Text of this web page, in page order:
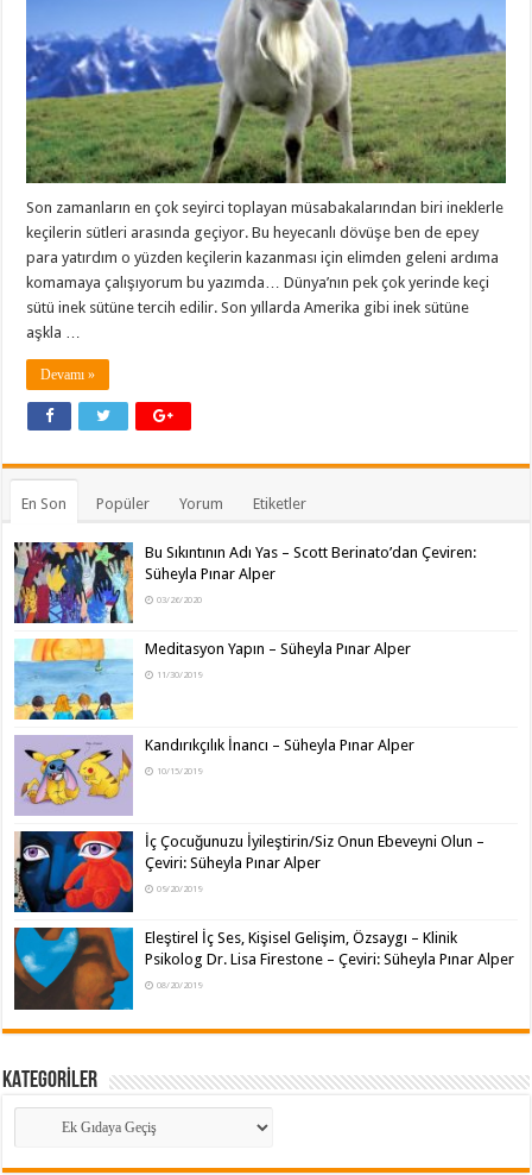
Son zamanların en çok seyirci toplayan müsabakalarından biri ineklerle
keçilerin sütleri arasında geçiyor. Bu heyecanlı dövüşe ben de epey
para yatırdım o yüzden keçilerin kazanması için elimden geleni ardıma
komamaya çalışıyorum bu yazımda… Dünya’nın pek çok yerinde keçi
sütü inek sütüne tercih edilir. Son yıllarda Amerika gibi inek sütüne
aşkla …
Devamı »
En Son Popüler Yorum Etiketler
Bu Sıkıntının Adı Yas – Scott Berinato’dan Çeviren:
Süheyla Pınar Alper
03/26/2020
Meditasyon Yapın – Süheyla Pınar Alper
11/30/2019
Kandırıkçılık İnancı – Süheyla Pınar Alper
10/15/2019
İç Çocuğunuzu İyileştirin/Siz Onun Ebeveyni Olun –
Çeviri: Süheyla Pınar Alper
09/20/2019
Eleştirel İç Ses, Kişisel Gelişim, Özsaygı – Klinik
Psikolog Dr. Lisa Firestone – Çeviri: Süheyla Pınar Alper
08/20/2019
KATEGORİLER
KATEGORİLER